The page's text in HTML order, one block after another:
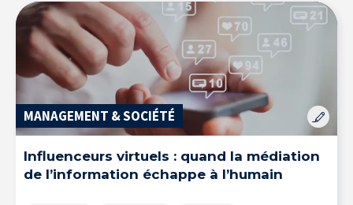
MANAGEMENT & SOCIÉTÉ
Influenceurs virtuels : quand la médiation
de l’information échappe à l’humain